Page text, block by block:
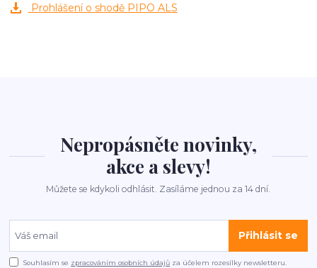
Prohlášení o shodě PIPO ALS
Nepropásněte novinky,
akce a slevy!
Můžete se kdykoli odhlásit. Zasíláme jednou za 14 dní.
Přihlásit se
Souhlasím se zpracováním osobních údajů za účelem rozesílky newsletteru.